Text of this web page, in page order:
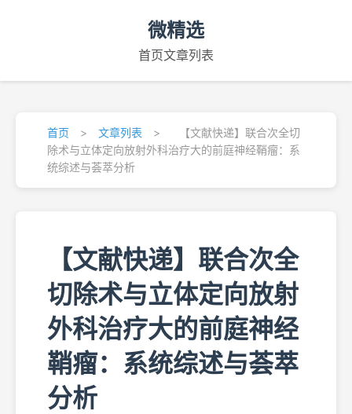
微精选
首页文章列表
首页 > 文章列表 >
【文献快递】联合次全切
除术与立体定向放射外科治疗大的前庭神经鞘瘤：系
统综述与荟萃分析
【文献快递】联合次全
切除术与立体定向放射
外科治疗大的前庭神经
鞘瘤：系统综述与荟萃
分析